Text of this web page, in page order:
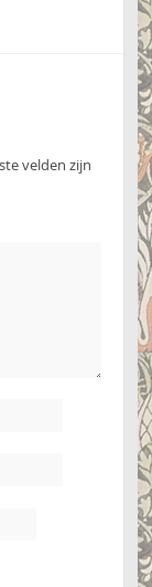
velden zijn